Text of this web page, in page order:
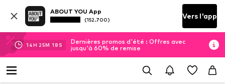
ABOUT YOU App
(152.700) Vers l'app
14H 25M 17 S
Dernières promos d'été : Offres avec
jusqu'à 60% de remise